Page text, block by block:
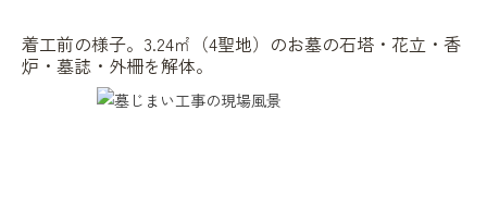
着工前の様子。3.24㎡（4聖地）のお墓の石塔・花立・香
炉・墓誌・外柵を解体。